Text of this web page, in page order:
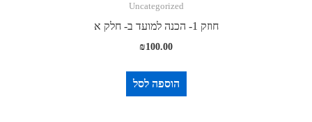
Uncategorized
חוזק 1- הכנה למועד ב- חלק א
₪100.00
הוספה לסל